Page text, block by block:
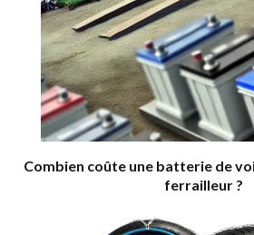
Combien coûte une batterie de
ferrailleur ?